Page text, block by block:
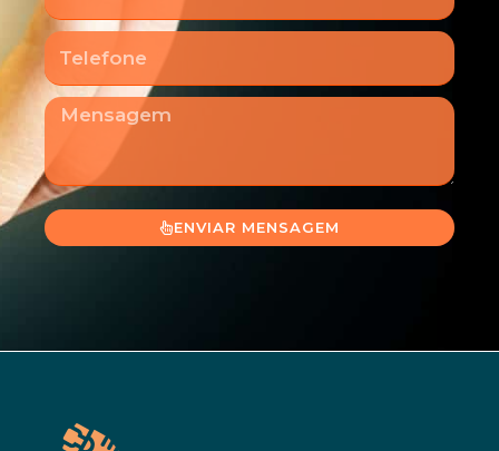
Telefone
Mensagem
ENVIAR MENSAGEM